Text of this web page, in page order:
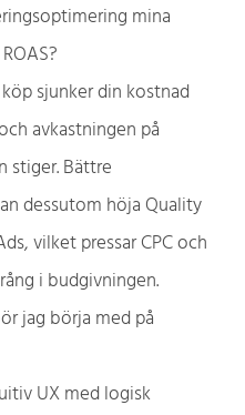
mina
sjunker din kostnad
avkastningen på
stiger. Bättre
dessutom höja Quality
vilket pressar CPC och
i budgivningen.
jag börja med på
UX med logisk